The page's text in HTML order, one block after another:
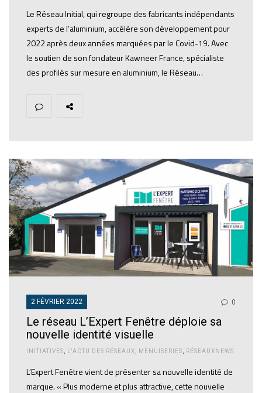
Le Réseau Initial, qui regroupe des fabricants indépendants
experts de l’aluminium, accélère son développement pour
2022 après deux années marquées par le Covid-19. Avec
le soutien de son fondateur Kawneer France, spécialiste
des profilés sur mesure en aluminium, le Réseau…
2 FÉVRIER 2022 0
Le réseau L’Expert Fenêtre déploie sa
nouvelle identité visuelle
INITIATIVES L'ACTU DES RÉSEAUX MENUISERIES RÉSEAUXNEWS
L’Expert Fenêtre vient de présenter sa nouvelle identité de
marque. « Plus moderne et plus attractive, cette nouvelle